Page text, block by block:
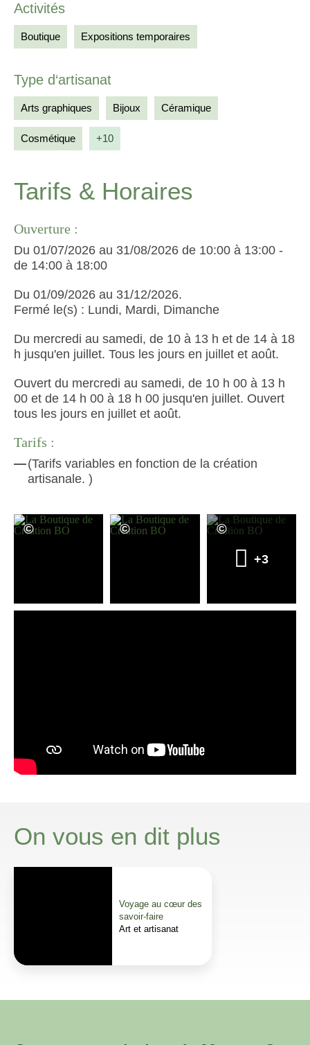
Activités
Boutique Expositions temporaires
Type d‘artisanat
Arts graphiques Bijoux Céramique
Cosmétique
Tarifs & Horaires
Ouverture :
Du 01/07/2026 au 31/08/2026 de 10:00 à 13:00 -
de 14:00 à 18:00
Du 01/09/2026 au 31/12/2026.
Fermé le(s) : Lundi, Mardi, Dimanche
Du mercredi au samedi, de 10 à 13 h et de 14 à 18
h jusqu'en juillet. Tous les jours en juillet et août.
Ouvert du mercredi au samedi, de 10 h 00 à 13 h
00 et de 14 h 00 à 18 h 00 jusqu'en juillet. Ouvert
tous les jours en juillet et août.
Tarifs :
(Tarifs variables en fonction de la création
artisanale. )
+3
On vous en dit plus
Voyage au cœur des
savoir-faire
Art et artisanat